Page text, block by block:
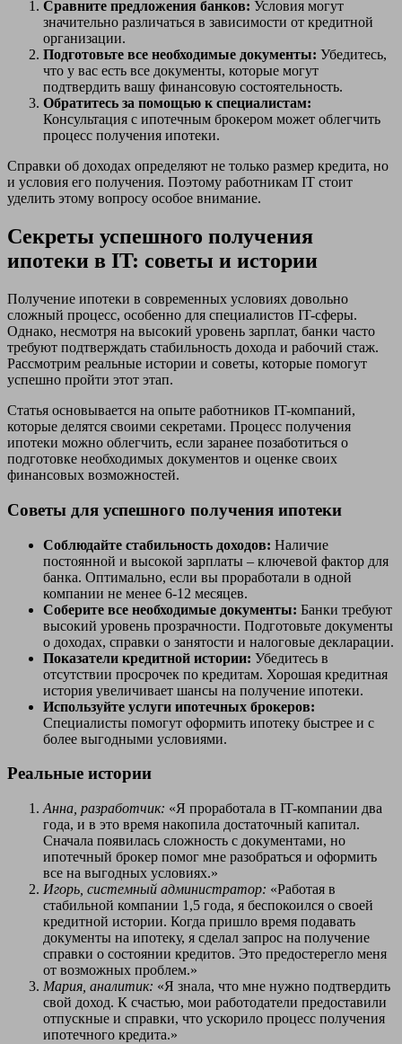
Сравните предложения банков: Условия могут
значительно различаться в зависимости от кредитной
организации.
Подготовьте все необходимые документы: Убедитесь,
что у вас есть все документы, которые могут
подтвердить вашу финансовую состоятельность.
Обратитесь за помощью к специалистам:
Консультация с ипотечным брокером может облегчить
процесс получения ипотеки.
Справки об доходах определяют не только размер кредита, но
и условия его получения. Поэтому работникам IT стоит
уделить этому вопросу особое внимание.
Секреты успешного получения
ипотеки в IT: советы и истории
Получение ипотеки в современных условиях довольно
сложный процесс, особенно для специалистов IT-сферы.
Однако, несмотря на высокий уровень зарплат, банки часто
требуют подтверждать стабильность дохода и рабочий стаж.
Рассмотрим реальные истории и советы, которые помогут
успешно пройти этот этап.
Статья основывается на опыте работников IT-компаний,
которые делятся своими секретами. Процесс получения
ипотеки можно облегчить, если заранее позаботиться о
подготовке необходимых документов и оценке своих
финансовых возможностей.
Советы для успешного получения ипотеки
Соблюдайте стабильность доходов: Наличие
постоянной и высокой зарплаты – ключевой фактор для
банка. Оптимально, если вы проработали в одной
компании не менее 6-12 месяцев.
Соберите все необходимые документы: Банки требуют
высокий уровень прозрачности. Подготовьте документы
о доходах, справки о занятости и налоговые декларации.
Показатели кредитной истории: Убедитесь в
отсутствии просрочек по кредитам. Хорошая кредитная
история увеличивает шансы на получение ипотеки.
Используйте услуги ипотечных брокеров:
Специалисты помогут оформить ипотеку быстрее и с
более выгодными условиями.
Реальные истории
Анна, разработчик: «Я проработала в IT-компании два
года, и в это время накопила достаточный капитал.
Сначала появилась сложность с документами, но
ипотечный брокер помог мне разобраться и оформить
все на выгодных условиях.»
Игорь, системный администратор: «Работая в
стабильной компании 1,5 года, я беспокоился о своей
кредитной истории. Когда пришло время подавать
документы на ипотеку, я сделал запрос на получение
справки о состоянии кредитов. Это предостерегло меня
от возможных проблем.»
Мария, аналитик: «Я знала, что мне нужно подтвердить
свой доход. К счастью, мои работодатели предоставили
отпускные и справки, что ускорило процесс получения
ипотечного кредита.»